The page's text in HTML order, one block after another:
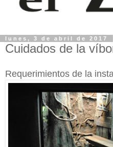
lunes, 3 de abril de 2017
Cuidados de la
Requerimientos de la